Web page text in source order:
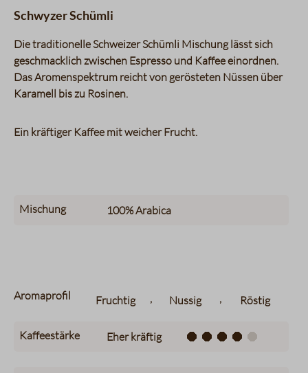
Schwyzer Schümli
Die traditionelle Schweizer Schümli Mischung lässt sich
geschmacklich zwischen Espresso und Kaffee einordnen.
Das Aromenspektrum reicht von gerösteten Nüssen über
Karamell bis zu Rosinen.
Ein kräftiger Kaffee mit weicher Frucht.
Mischung 100%Arabica
Aromaprofil Fruchtig , Nussig , Röstig
Kaffeestärke Eher kräftig